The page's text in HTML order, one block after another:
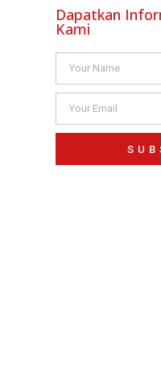
Dapatkan
Kami